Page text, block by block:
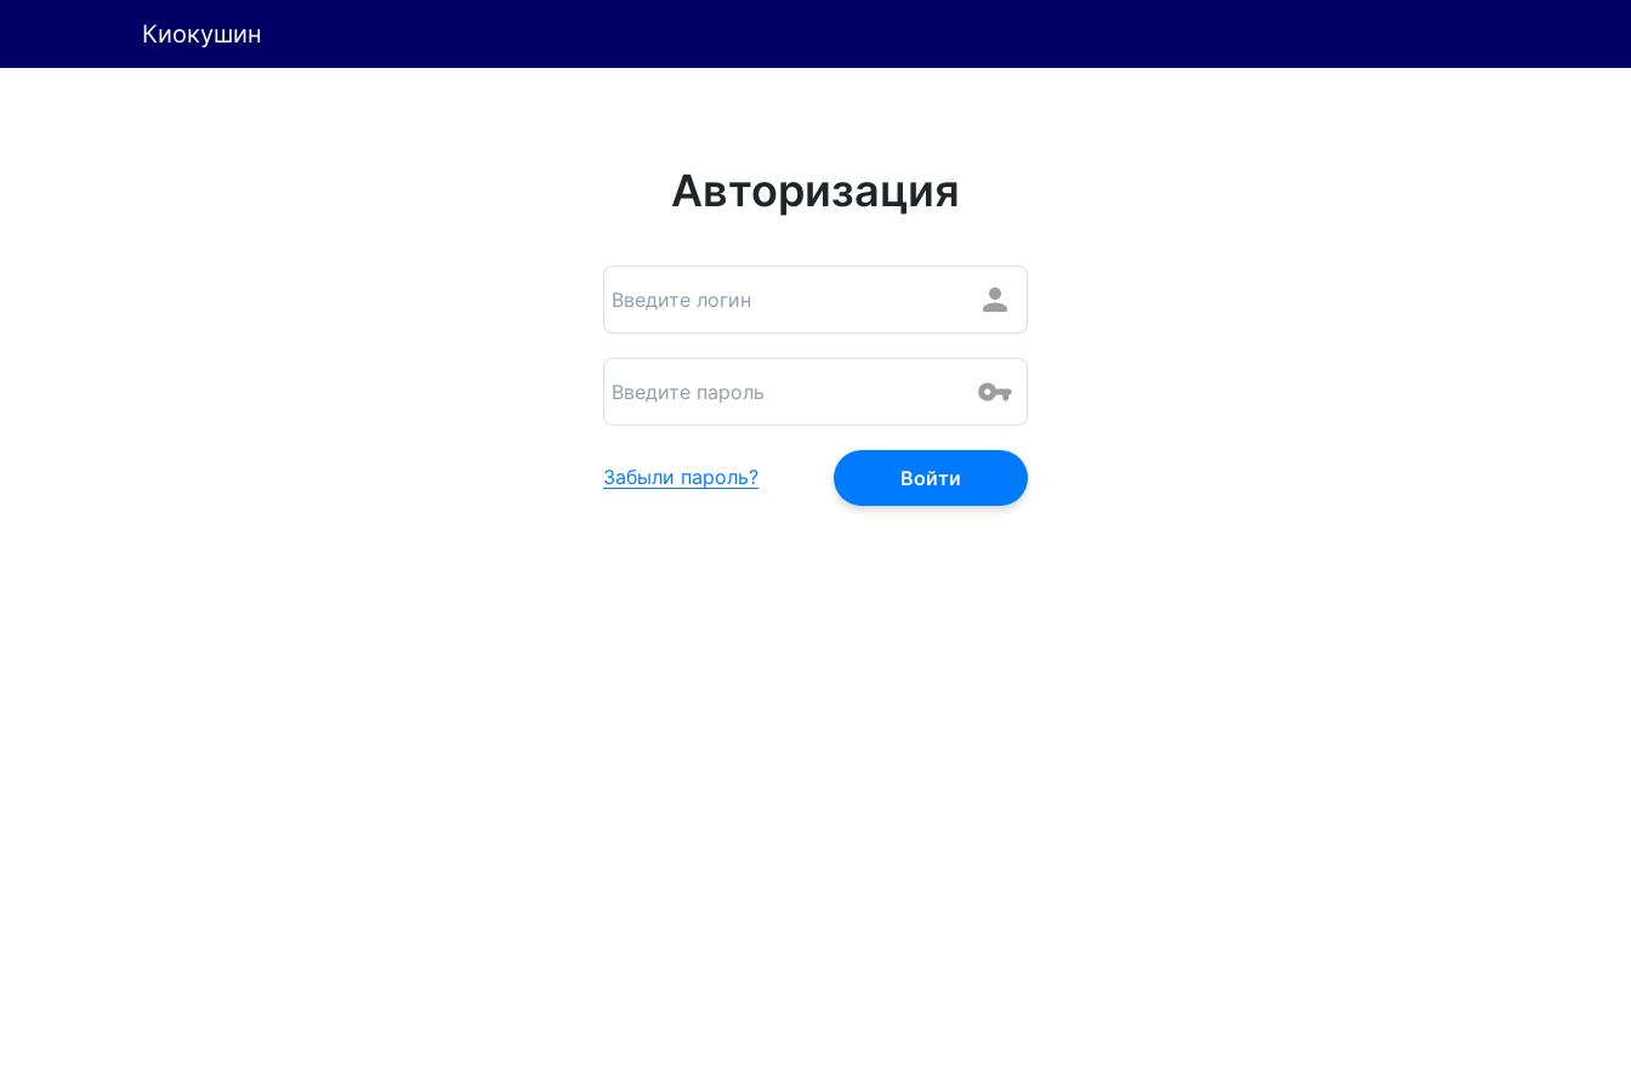
Киокушин
Авторизация
Забыли пароль?